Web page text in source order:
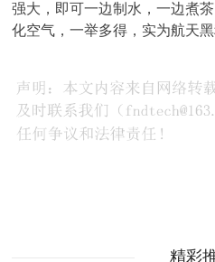
强大，即可一边制水，一边煮
化空气，一举多得，实为航天
精彩